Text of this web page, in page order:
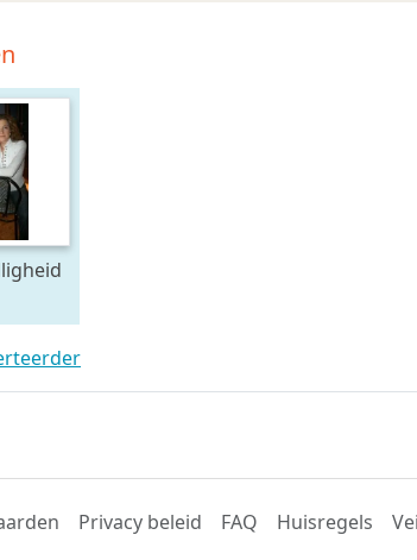
Privacy beleid FAQ Huisregels